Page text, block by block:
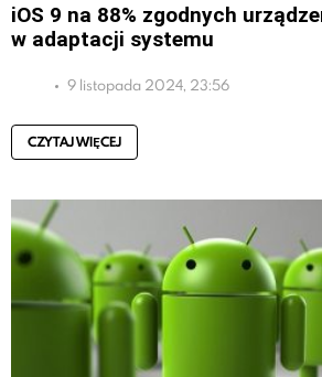
iOS 9 na 88% zgodnych
w adaptacji systemu
9 listopada 2024, 23:56
CZYTAJ WIĘCEJ